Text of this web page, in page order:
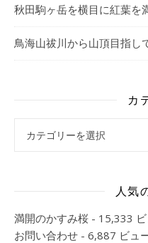
秋田駒ヶ岳を横目に紅葉を
鳥海山祓川から山頂目指し
カ
人気
満開のかすみ桜 - 15,333
お問い合わせ - 6,887 ビュ